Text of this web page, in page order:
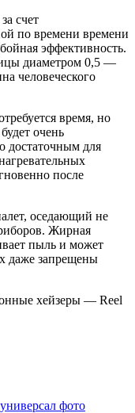
счет
по времени времени
эффективность.
диаметром 0,5 —
человеческого
время, но
очень
достаточным для
после
оседающий не
Жирная
пыль и может
даже запрещены
хейзеры — Reel
фото